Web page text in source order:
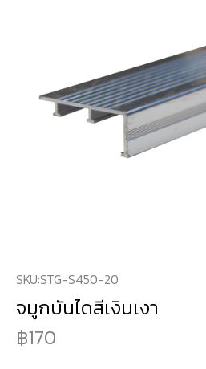
SKU:STG-S450-20
จมูกบันไดสีเงินเงา
170